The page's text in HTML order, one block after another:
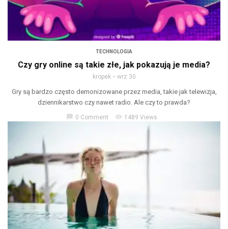
TECHNOLOGIA
Czy gry online są takie złe, jak pokazują je media?
kropek wrz 30
Gry są bardzo często demonizowane przez media, takie jak telewizja,
dziennikarstwo czy nawet radio. Ale czy to prawda?
chat_bubble 0 Comment visibility 1489 Views